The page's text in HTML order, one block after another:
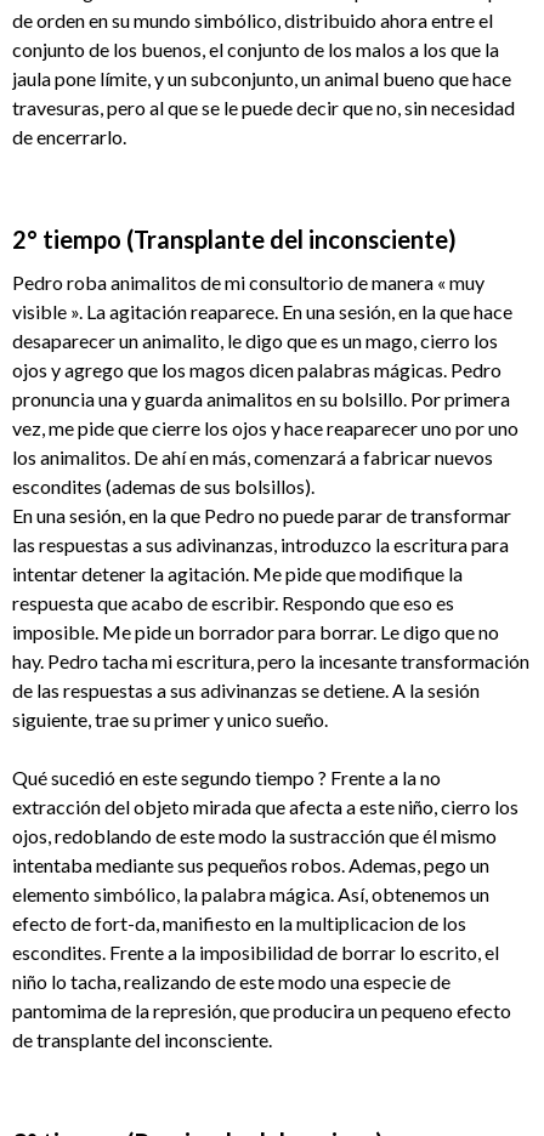
de orden en su mundo simbólico, distribuido ahora entre el
conjunto de los buenos, el conjunto de los malos a los que la
jaula pone límite, y un subconjunto, un animal bueno que hace
travesuras, pero al que se le puede decir que no, sin necesidad
de encerrarlo.
2° tiempo (Transplante del inconsciente)
Pedro roba animalitos de mi consultorio de manera « muy
visible ». La agitación reaparece. En una sesión, en la que hace
desaparecer un animalito, le digo que es un mago, cierro los
ojos y agrego que los magos dicen palabras mágicas. Pedro
pronuncia una y guarda animalitos en su bolsillo. Por primera
vez, me pide que cierre los ojos y hace reaparecer uno por uno
los animalitos. De ahí en más, comenzará a fabricar nuevos
escondites (ademas de sus bolsillos).
En una sesión, en la que Pedro no puede parar de transformar
las respuestas a sus adivinanzas, introduzco la escritura para
intentar detener la agitación. Me pide que modifique la
respuesta que acabo de escribir. Respondo que eso es
imposible. Me pide un borrador para borrar. Le digo que no
hay. Pedro tacha mi escritura, pero la incesante transformación
de las respuestas a sus adivinanzas se detiene. A la sesión
siguiente, trae su primer y unico sueño.
Qué sucedió en este segundo tiempo ? Frente a la no
extracción del objeto mirada que afecta a este niño, cierro los
ojos, redoblando de este modo la sustracción que él mismo
intentaba mediante sus pequeños robos. Ademas, pego un
elemento simbólico, la palabra mágica. Así, obtenemos un
efecto de fort-da, manifiesto en la multiplicacion de los
escondites. Frente a la imposibilidad de borrar lo escrito, el
niño lo tacha, realizando de este modo una especie de
pantomima de la represión, que producira un pequeno efecto
de transplante del inconsciente.